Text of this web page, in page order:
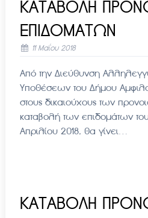
ΚΑΤΑΒΟΛΗ
ΕΠΙΔΟΜΑΤΩΝ
11 Μαΐου 2018
Από την Διεύθυνση
Υποθέσεων του Δήμου
στους δικαιούχους των
καταβολή των επιδομάτων
Απριλίου 2018, θα γίνει…
ΚΑΤΑΒΟΛΗ